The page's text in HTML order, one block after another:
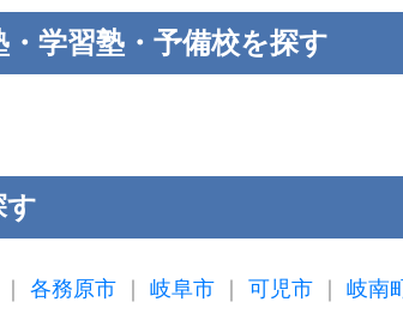
学習塾・予備校を探す
す
各務原市 岐阜市 可児市 岐南町